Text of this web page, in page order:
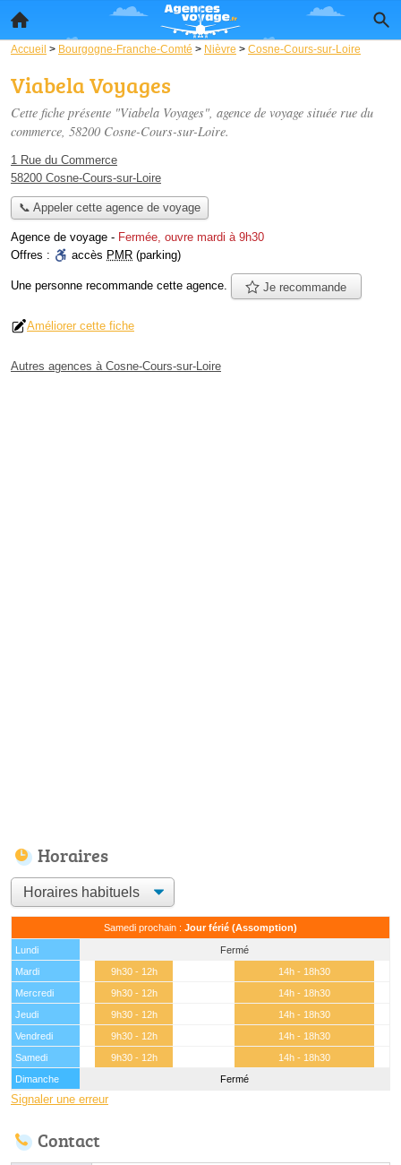
Accueil > Bourgogne-Franche-Comté > Nièvre > Cosne-Cours-sur-Loire
Viabela Voyages
Cette fiche présente "Viabela Voyages", agence de voyage située rue du
commerce, 58200 Cosne-Cours-sur-Loire.
1 Rue du Commerce
58200 Cosne-Cours-sur-Loire
📞 Appeler cette agence de voyage
Agence de voyage - Fermée, ouvre mardi à 9h30
Offres :
accès PMR (parking)
Une personne recommande cette agence. Je recommande
Améliorer cette fiche
Autres agences à Cosne-Cours-sur-Loire
Horaires
Samedi prochain : Jour férié (Assomption)
Lundi
Fermé
Mardi
9h30 - 12h
14h - 18h30
Mercredi
9h30 - 12h
14h - 18h30
Jeudi
9h30 - 12h
14h - 18h30
Vendredi
9h30 - 12h
14h - 18h30
Samedi
9h30 - 12h
14h - 18h30
Dimanche
Fermé
Signaler une erreur
Contact